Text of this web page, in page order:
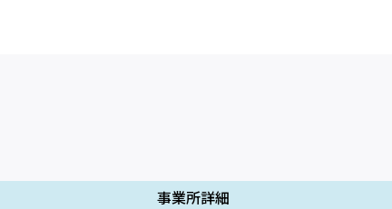
事業所詳細